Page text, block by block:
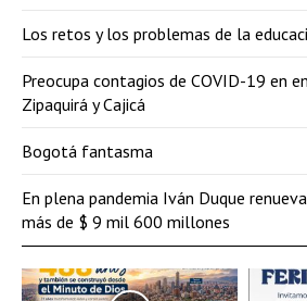
Los retos y los problemas de la
Preocupa contagios de COVID-19 en
Zipaquirá y Cajicá
Bogotá fantasma
En plena pandemia Iván Duque
más de $ 9 mil 600 millones